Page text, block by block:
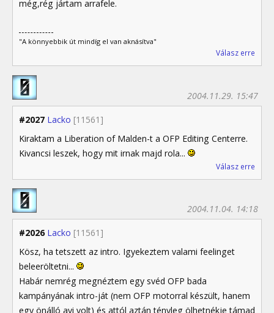
még,rég jártam arrafele.
"A könnyebbik út mindíg el van aknásítva"
Válasz erre
#2027 Lacko [11561]
2004.11.29. 15:47
Kiraktam a Liberation of Malden-t a OFP Editing Centerre.
Kivancsi leszek, hogy mit irnak majd rola...
Válasz erre
#2026 Lacko [11561]
2004.11.04. 14:18
Kösz, ha tetszett az intro. Igyekeztem valami feelinget
beleeröltetni...
Habár nemrég megnéztem egy svéd OFP bada
kampányának intro-ját (nem OFP motorral készült, hanem
egy önálló avi volt) és attól aztán tényleg ölhetnékje támad